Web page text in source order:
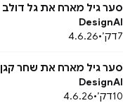
סער גיל מארח את גל
DesignAI
7דק׳•
4.6.26
סער גיל מארח את שחר
DesignAI
10דק׳•
4.6.26